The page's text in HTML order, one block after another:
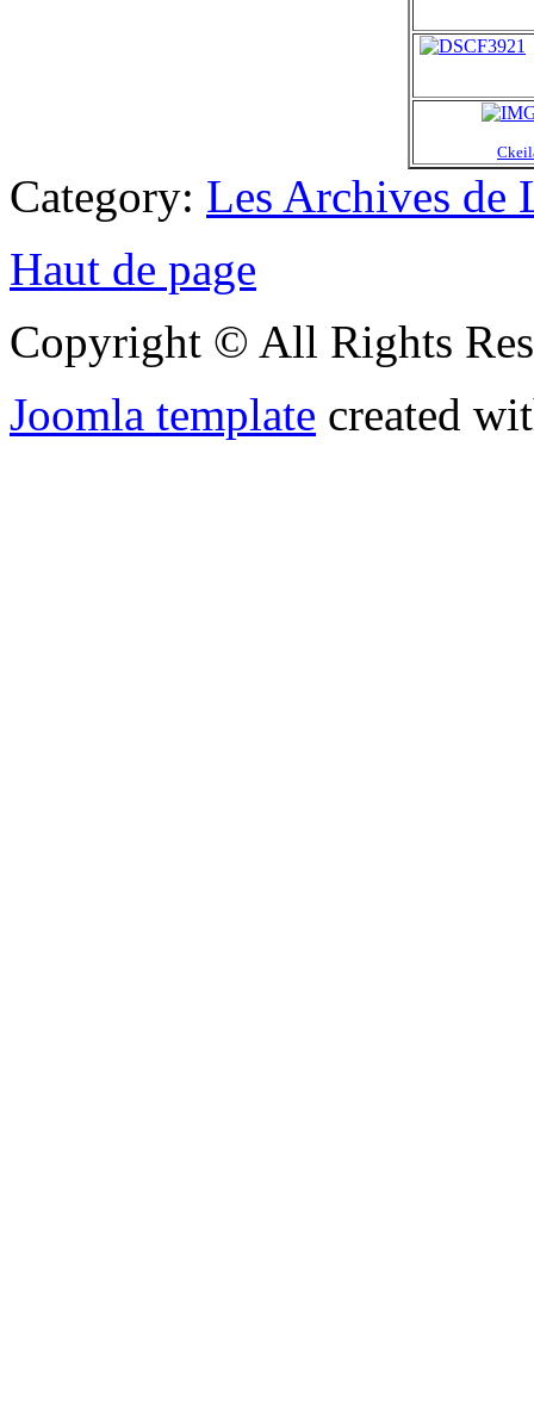
Category: Les Archives de
Haut de page
Copyright © All Rights
Joomla template created